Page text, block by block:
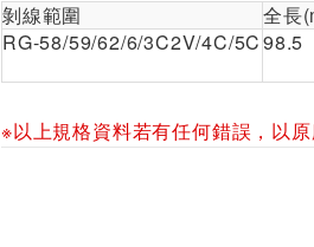
剝線範圍 全長
RG-58/59/62/6/3C2V/4C/5C98.5
※以上規格資料若有任何錯誤，以原